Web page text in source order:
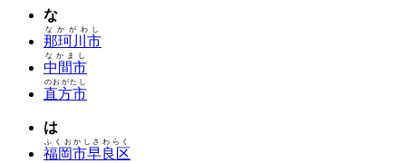
な
那珂川市
なかがわし
中間市
なかまし
直方市
のおがたし
は
福岡市早良区
ふくおかしさわらく